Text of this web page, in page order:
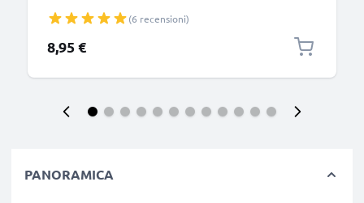
fotocamera Canon, Panasonic Lumix, Sony
connettore tipo C
(6 recensioni)
8,95 €
PANORAMICA